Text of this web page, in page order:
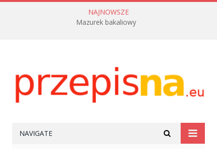
NAJNOWSZE
Mazurek bakaliowy
NAVIGATE